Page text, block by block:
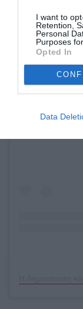
I want to
Retention,
Personal
Purposes
Opted In
DataΔείτε